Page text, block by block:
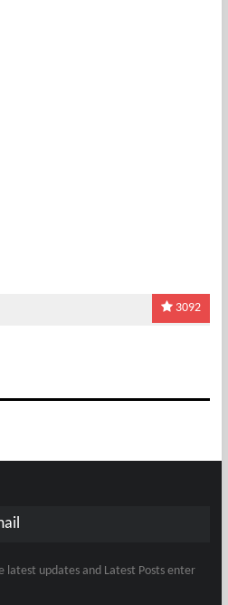
3092
latest updates and Latest Posts enter